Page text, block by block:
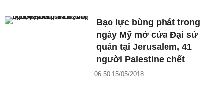
Bạo lực bùng phát trong
ngày Mỹ mở cửa Đại sứ
quán tại Jerusalem, 41
người Palestine chết
06:50 15/05/2018